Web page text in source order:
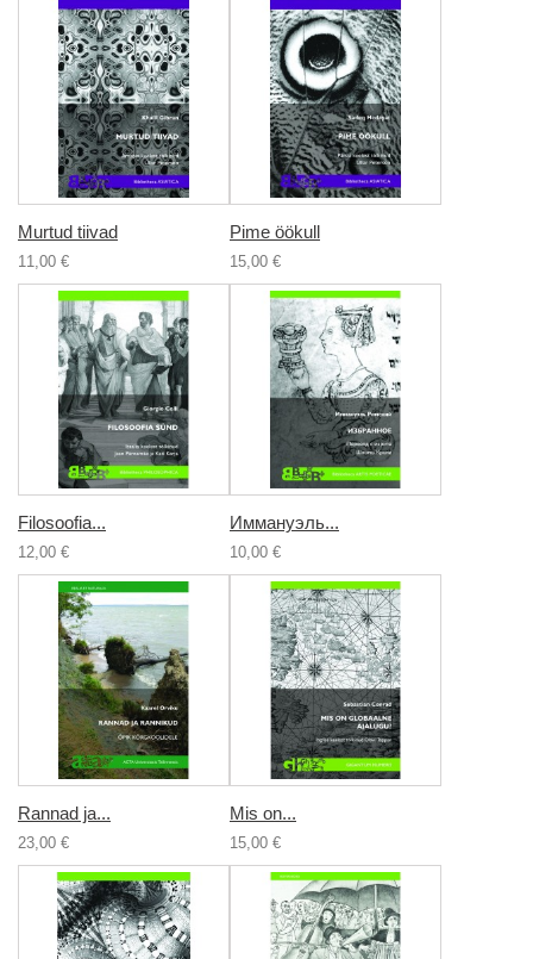
Murtud tiivad
11,00 €
Pime öökull
15,00 €
Filosoofia...
12,00 €
Иммануэль...
10,00 €
Rannad ja...
23,00 €
Mis on...
15,00 €